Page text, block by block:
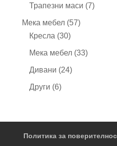
Трапезни маси 77
Мека мебел 5757
Кресла 3030
продукта
Мека мебел 3333
Дивани 2424
Други 66
Политика за